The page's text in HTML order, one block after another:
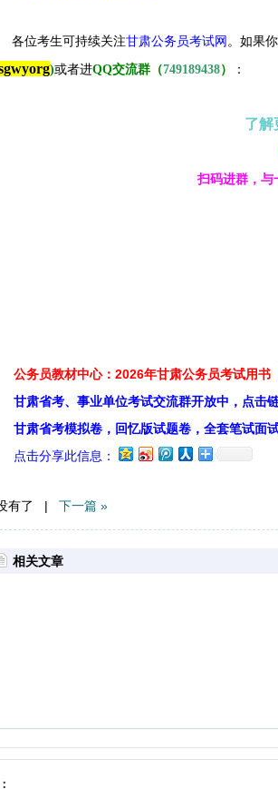
各位考生可持续关注甘肃公务员考试网 。 如果
)或者进QQ交流群（749189438） ：
了解
扫码进群，与
公务员教材中心：2026年甘肃公务员考试用书
甘肃省考、事业单位考试交流群开放中，点击
甘肃省考模拟卷，回忆版试题卷，全套笔试面
点击分享此信息：
有了 | 下一篇 »
相关文章